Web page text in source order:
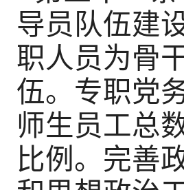
导员队伍建
职人员为骨
伍。专职党
师生员工总
比例。完善